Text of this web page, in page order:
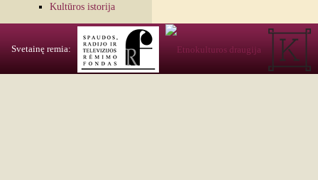
Kultūros istorija
Svetainę remia: